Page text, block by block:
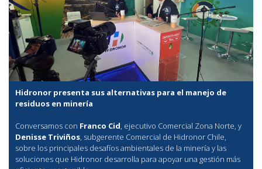
Hidronor presenta sus alternativas para el manejo de
residuos en minería
Conversamos con Franco Cid, ejecutivo Comercial Zona Norte, y
Denisse Triviños, subgerente Comercial de Hidronor Chile,
sobre los principales desafíos ambientales de la minería y las
soluciones que Hidronor desarrolla para apoyar una gestión más